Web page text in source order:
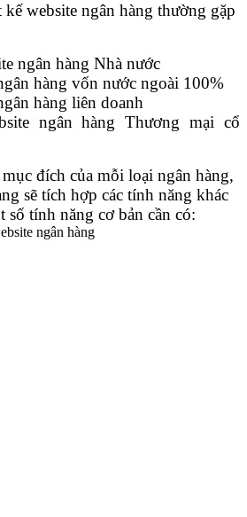
website ngân hàng thường gặp
ngân hàng Nhà nước
hàng vốn nước ngoài 100%
hàng liên doanh
ngân hàng Thương mại cổ
đích của mỗi loại ngân hàng,
sẽ tích hợp các tính năng khác
tính năng cơ bản cần có: